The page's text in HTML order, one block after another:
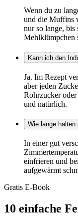
Wenn du zu
und die Muffins
nur so lange, bis
Mehlklümpchen
Kann ich den
Ja. Im Rezept
aber jeden
Rohrzucker
und natürlich.
Wie lange
In einer gut
einfrieren und
aufgewärmt
Gratis E-Book
10 einfache